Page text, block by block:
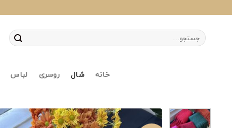
to
contentجستجو
برای:
خانه شال روسری لباس